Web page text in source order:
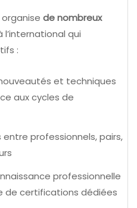
de nombreux
l’international qui
:
et techniques
aux cycles de
professionnels, pairs,
professionnelle
de certifications dédiées